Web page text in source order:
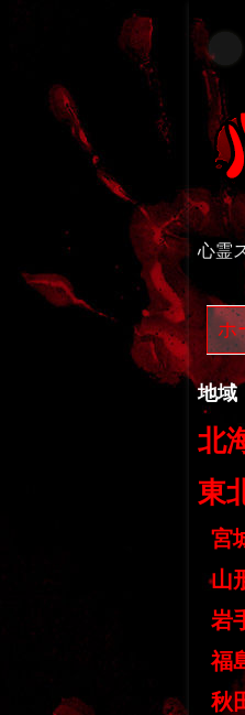
心霊
ホ
地域
北
東
宮
山
岩
福
秋